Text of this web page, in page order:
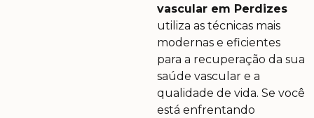
vascular em Perdizes
utiliza as técnicas mais
modernas e eficientes
para a recuperação da sua
saúde vascular e a
qualidade de vida. Se você
está enfrentando